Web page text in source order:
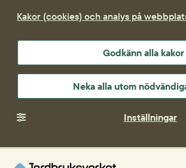
Kakor (cookies) och analys på
Godkänn alla kakor
Neka alla utom
Inställningar